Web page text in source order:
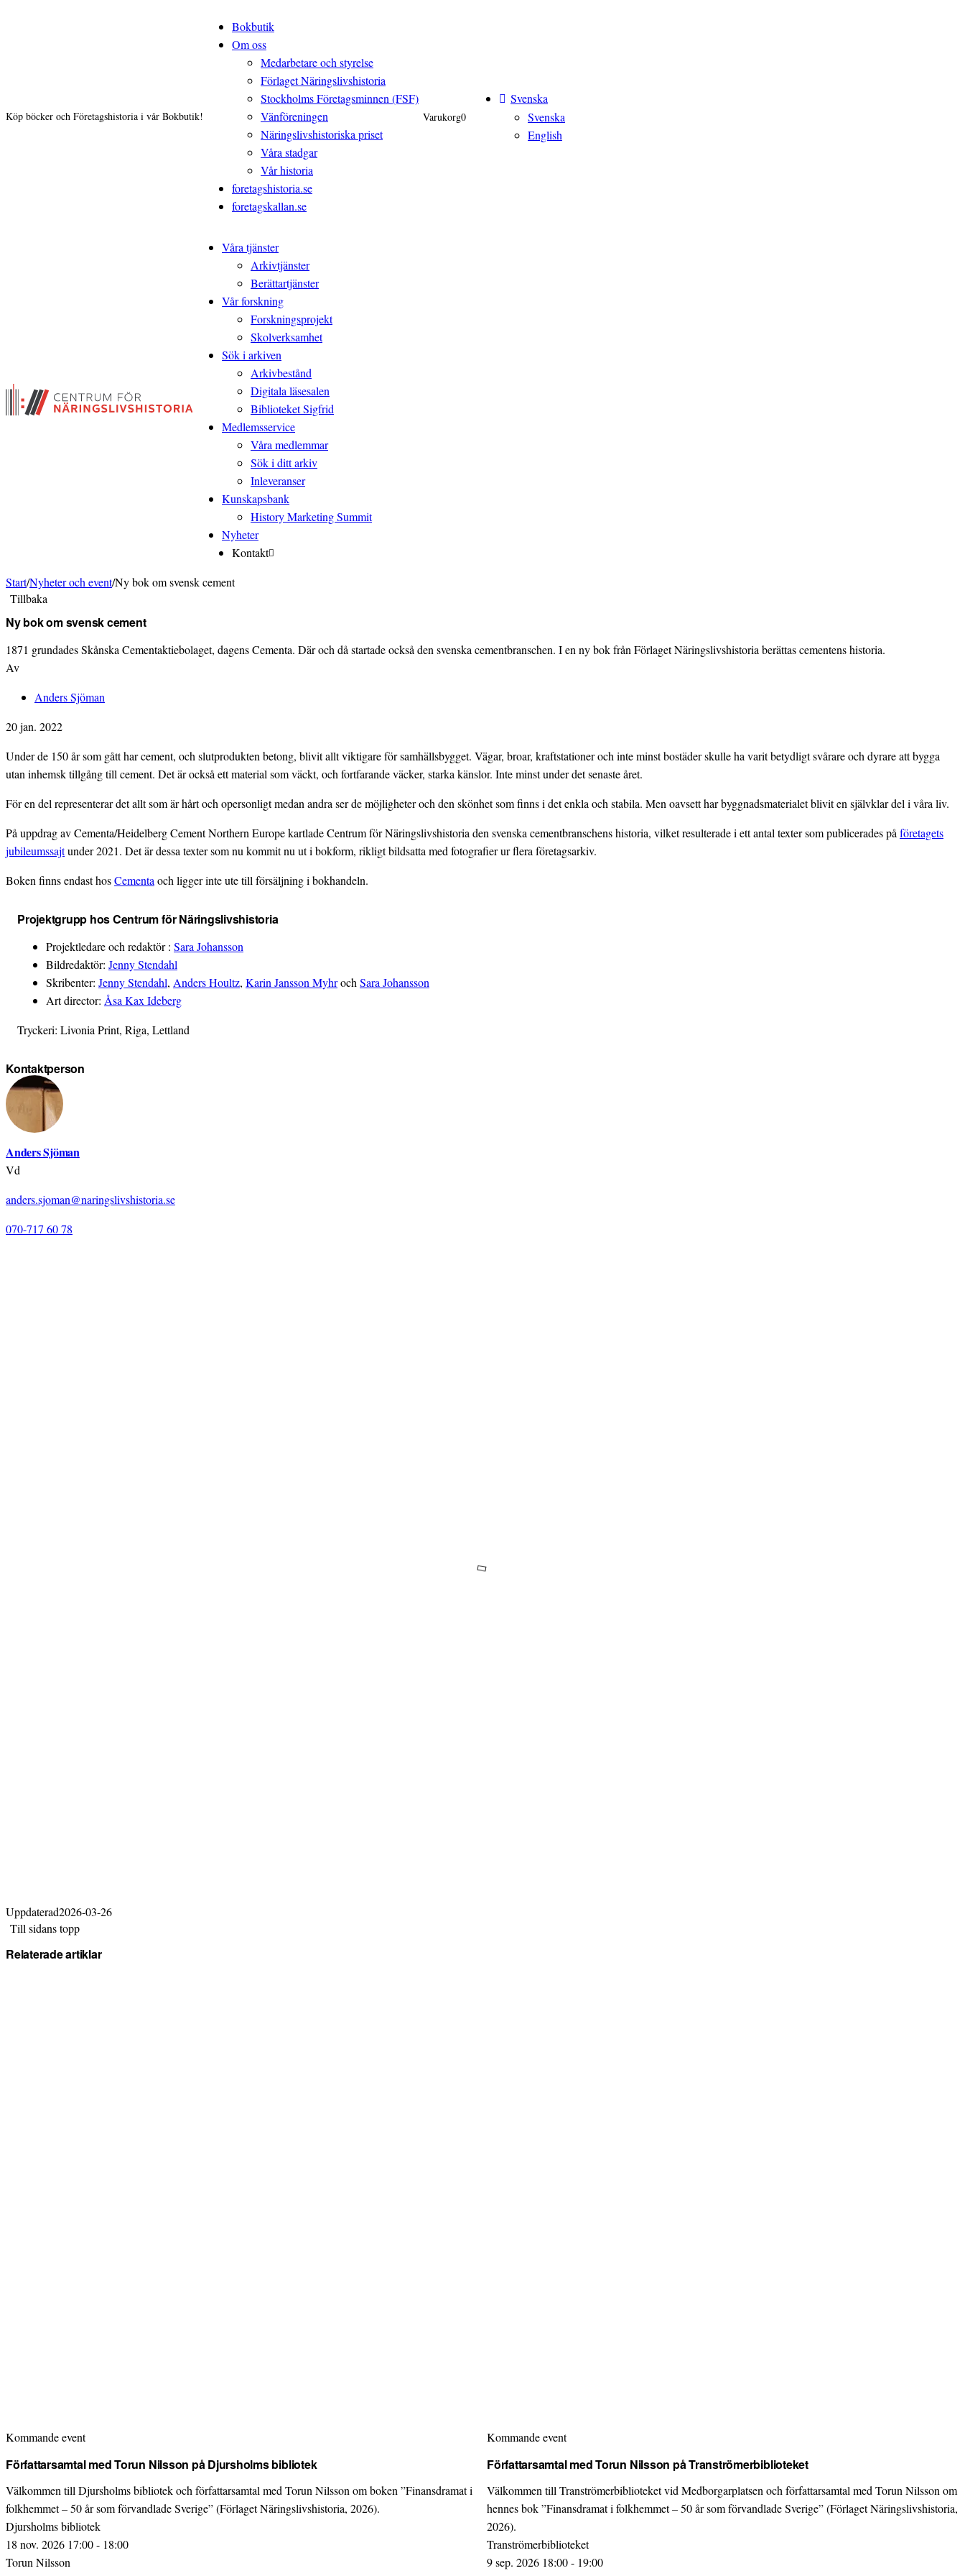
Köp böcker och Företagshistoria i vår Bokbutik!
Bokbutik
Om oss
Medarbetare och styrelse
Förlaget Näringslivshistoria
Stockholms Företagsminnen (FSF)
Vänföreningen
Näringslivshistoriska priset
Våra stadgar
Vår historia
foretagshistoria.se
foretagskallan.se
Varukorg0
Svenska
Svenska
English
Våra tjänster
Arkivtjänster
Berättartjänster
Vår forskning
Forskningsprojekt
Skolverksamhet
Sök i arkiven
Arkivbestånd
Digitala läsesalen
Biblioteket Sigfrid
Medlemsservice
Våra medlemmar
Sök i ditt arkiv
Inleveranser
Kunskapsbank
History Marketing Summit
Nyheter
Kontakt
Start/Nyheter och event/Ny bok om svensk cement
Tillbaka
Ny bok om svensk cement
1871 grundades Skånska Cementaktiebolaget, dagens Cementa. Där och då startade också den svenska cementbranschen. I en ny bok från Förlaget Näringslivshistoria berättas cementens historia.
Av
Anders Sjöman
20 jan. 2022
Under de 150 år som gått har cement, och slutprodukten betong, blivit allt viktigare för samhällsbygget. Vägar, broar, kraftstationer och inte minst bostäder skulle ha varit betydligt svårare och dyrare att bygga
utan inhemsk tillgång till cement. Det är också ett material som väckt, och fortfarande väcker, starka känslor. Inte minst under det senaste året.
För en del representerar det allt som är hårt och opersonligt medan andra ser de möjligheter och den skönhet som finns i det enkla och stabila. Men oavsett har byggnadsmaterialet blivit en självklar del i våra liv.
På uppdrag av Cementa/Heidelberg Cement Northern Europe kartlade Centrum för Näringslivshistoria den svenska cementbranschens historia, vilket resulterade i ett antal texter som publicerades påföretagets
jubileumssajtunder 2021. Det är dessa texter som nu kommit nu ut i bokform, rikligt bildsatta med fotografier ur flera företagsarkiv.
Boken finns endast hosCementaoch ligger inte ute till försäljning i bokhandeln.
Projektgrupp hos Centrum för Näringslivshistoria
Projektledare och redaktör : Sara Johansson
Bildredaktör: Jenny Stendahl
Skribenter: Jenny Stendahl, Anders Houltz, Karin Jansson MyhrochSara Johansson
Art director: Åsa Kax Ideberg
Tryckeri: Livonia Print, Riga, Lettland
Kontaktperson
Anders Sjöman
Vd
anders.sjoman@naringslivshistoria.se
070-717 60 78
Uppdaterad2026-03-26
Till sidans topp
Relaterade artiklar
Kommande event
Författarsamtal med Torun Nilsson på Djursholms bibliotek
Välkommen till Djursholms bibliotek och författarsamtal med Torun Nilsson om boken ”Finansdramat i
folkhemmet – 50 år som förvandlade Sverige” (Förlaget Näringslivshistoria, 2026).
Djursholms bibliotek
18 nov. 2026 17:00 - 18:00
Torun Nilsson
Kommande event
Författarsamtal med Torun Nilsson på Tranströmerbiblioteket
Välkommen till Tranströmerbiblioteket vid Medborgarplatsen och författarsamtal med Torun Nilsson om
hennes bok ”Finansdramat i folkhemmet – 50 år som förvandlade Sverige” (Förlaget Näringslivshistoria,
2026).
Tranströmerbiblioteket
9 sep. 2026 18:00 - 19:00